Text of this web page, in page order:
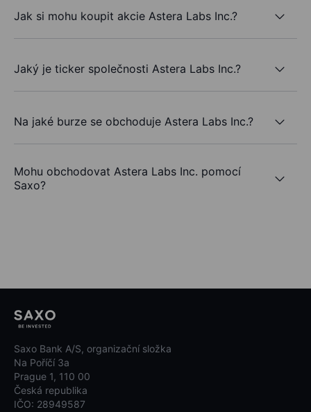
Jak si mohu koupit akcie Astera Labs Inc.?
Jaký je ticker společnosti Astera Labs Inc.?
Na jaké burze se obchoduje Astera Labs Inc.?
Mohu obchodovat Astera Labs Inc. pomocí
Saxo?
Saxo Bank A/S, organizační složka
Na Poříčí 3a
Prague 1, 110 00
Česká republika
IČO: 28949587